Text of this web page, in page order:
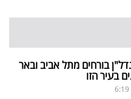
בורחים מתל אביב ובאר
בעיר הזו
6:19